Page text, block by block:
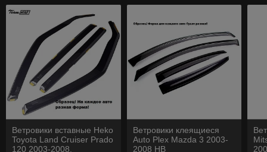
Ветровики вставные Heko
Toyota Land Cruiser Prado
120 2003-2008.
Ветровики клеящиеся
Auto Plex Mazda 3 2003-
2008 HB